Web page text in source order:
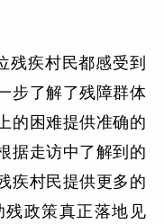
残疾村民都感受到
步了解了残障群体
的困难提供准确的
据走访中了解到的
疾村民提供更多的
政策真正落地见